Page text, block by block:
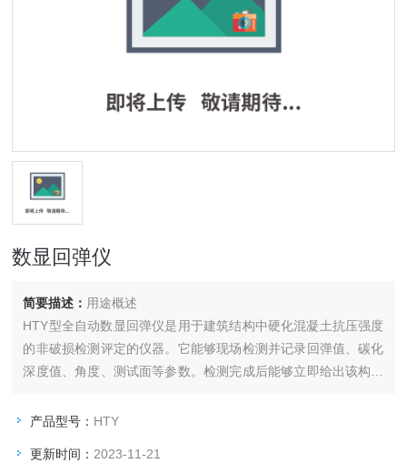
数显回弹仪
简要描述： 用途概述
HTY型全自动数显回弹仪是用于建筑结构中硬化混凝土抗压强度
的非破损检测评定的仪器。它能够现场检测并记录回弹值、碳化
深度值、角度、测试面等参数。检测完成后能够立即给出该构件
适用标准：中华人民共和国行业标准《回弹仪》GB9138-88和国
2001制造。
产品型号： HTY
更新时间： 2023-11-21